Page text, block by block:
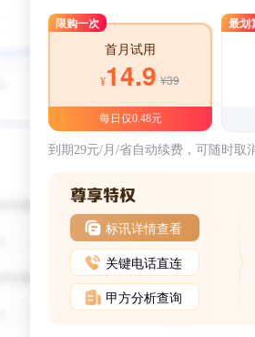
限购一次
首月试用
¥14.9 ¥39
每日仅0.48元
最划
到期29元/月/省自动续费，可随时取
标讯详情查看
关键电话直连
甲方分析查询